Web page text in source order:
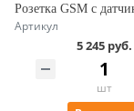
Артикул
5 245 руб.
шт